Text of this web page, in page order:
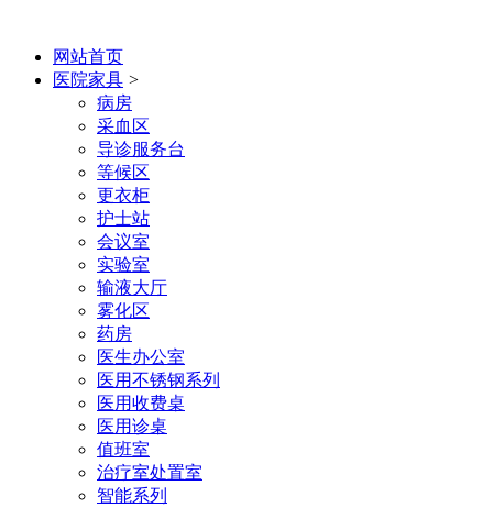
网站首页
医院家具 >
病房
采血区
导诊服务台
等候区
更衣柜
护士站
会议室
实验室
输液大厅
雾化区
药房
医生办公室
医用不锈钢系列
医用收费桌
医用诊桌
值班室
治疗室处置室
智能系列